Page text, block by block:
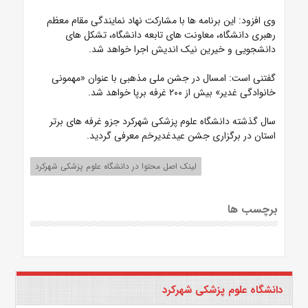
وی افزود: این برنامه ها با مشارکت نهاد نمایندگی مقام معظم
رهبری دانشگاه، معاونت های تابعه دانشگاه، تشکل های
دانشجویی و خیرین نیک اندیش اجرا خواهد شد.
گفتنی است: امسال در جشن ملی مذهبی با عنوان «مهمونی
خانوادگی غدیر» بیش از ۲۰۰ غرفه برپا خواهد شد.
سال گذشته دانشگاه علوم پزشکی شهرکرد جزو غرفه های برتر
استان در برگزاری جشن عیدغدیرخم معرفی گردید.
لینک اصل محتوا در دانشگاه علوم پزشکی شهرکرد
برچسب ها
دانشگاه علوم پزشکی شهرکرد